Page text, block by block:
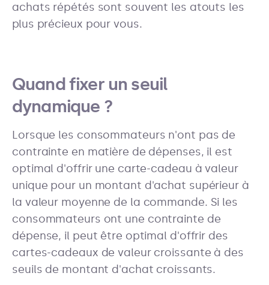
achats répétés sont souvent les atouts les
plus précieux pour vous.
Quand fixer un seuil
dynamique ?
Lorsque les consommateurs n'ont pas de
contrainte en matière de dépenses, il est
optimal d'offrir une carte-cadeau à valeur
unique pour un montant d'achat supérieur à
la valeur moyenne de la commande. Si les
consommateurs ont une contrainte de
dépense, il peut être optimal d'offrir des
cartes-cadeaux de valeur croissante à des
seuils de montant d'achat croissants.